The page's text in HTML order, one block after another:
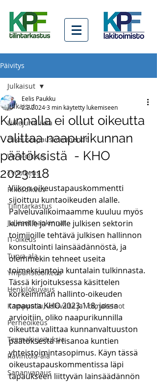
Päivitys
Julkaisut
Liikejuridiikka
Oikeustapauskommentit
Vero-oikeus
Työoikeus
Rikosoikeus
Tilintarkastus
Julkiset hankinnat
IT-oikeus
Turva-ala
Ympäristöoikeus
Henkilökuvaus
Kamppailu, väkivalta ja voimakeinot
Perheoikeus
Teemakirjoituksia
Ravintola-ala
Sananvapaus
Julkaisut
Kunnalla ei ollut oikeutta
valittaa naapurikunnan
päätöksistä - KHO
2023:118
Eelis Paukku
2.2.20243 min käytetty lukemiseen
Viikon oikeustapauskommentti
sijoittuu kuntaoikeuden alalle.
Palveluvalikoimaamme kuuluu myös
kunnille ja muille julkisen sektorin
toimijoille tehtävä julkisen hallinnon
konsultointi lainsäädännöstä, ja
olemmekin tehneet useita
toimeksiantoja kuntalain tulkinnasta.
Tässä kirjoituksessa käsittelen
korkeimman hallinto-oikeuden
tapausta KHO 2023:118, jossa
arvioitiin, oliko naapurikunnilla
oikeutta valittaa kunnanvaltuuston
päätöksestä irtisanoa kuntien
yhteistoimintasopimus. Käyn tässä
oikeustapauskommentissa läpi
tapaukseen liittyvän lainsäädännön